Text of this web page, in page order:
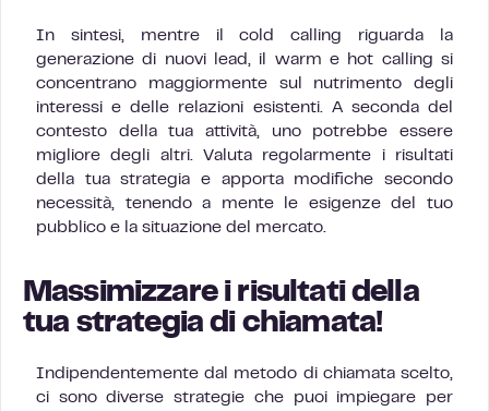
In sintesi, mentre il cold calling riguarda la
generazione di nuovi lead, il warm e hot calling si
concentrano maggiormente sul nutrimento degli
interessi e delle relazioni esistenti. A seconda del
contesto della tua attività, uno potrebbe essere
migliore degli altri. Valuta regolarmente i risultati
della tua strategia e apporta modifiche secondo
necessità, tenendo a mente le esigenze del tuo
pubblico e la situazione del mercato.
Massimizzare i risultati della
tua strategia di chiamata!
Indipendentemente dal metodo di chiamata scelto,
ci sono diverse strategie che puoi impiegare per